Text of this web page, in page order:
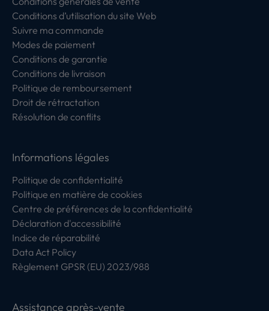
Conditions d’utilisation du site Web
Suivre ma commande
Modes de paiement
Conditions de garantie
Conditions de livraison
Politique de remboursement
Droit de rétractation
Résolution de conflits
Informations légales
Politique de confidentialité
Politique en matière de cookies
Centre de préférences de la confidentialité
Déclaration d'accessibilité
Indice de réparabilité
Data Act Policy
Règlement GPSR (EU) 2023/988
Assistance après-vente